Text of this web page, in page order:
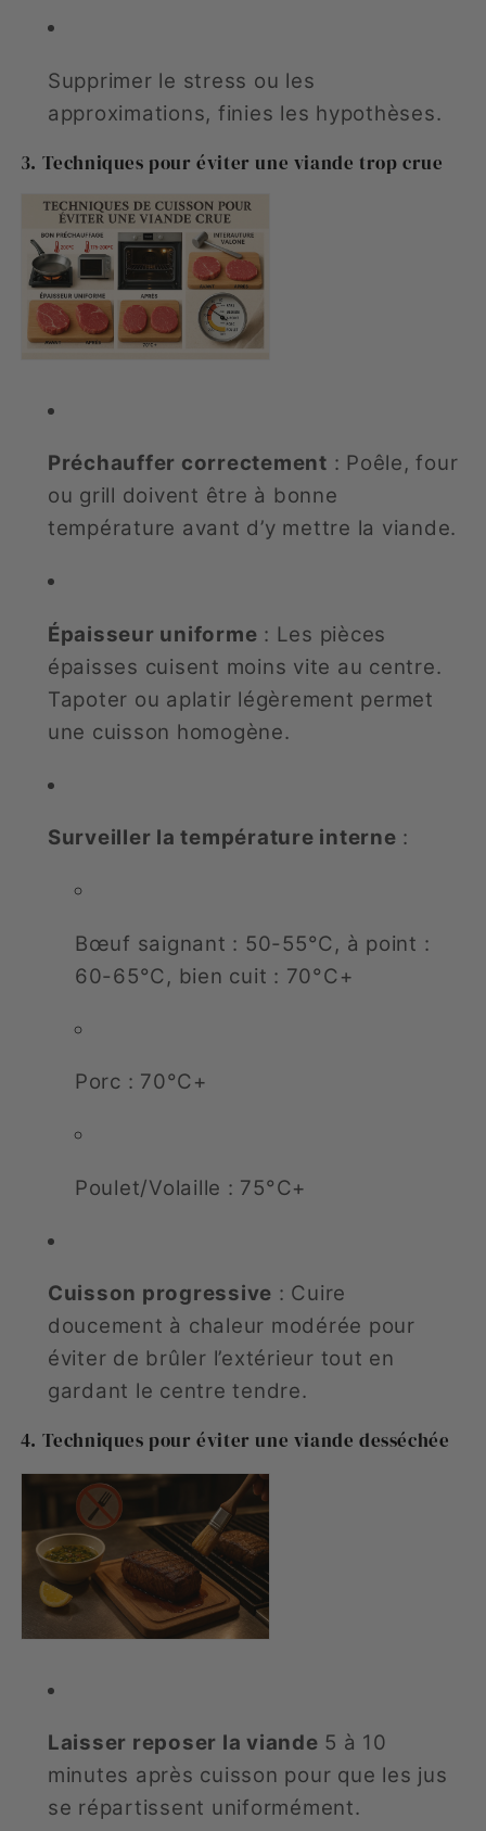
Supprimer le stress ou les
approximations, finies les hypothèses.
3. Techniques pour éviter une viande trop crue
Préchauffer correctement : Poêle, four
ou grill doivent être à bonne
température avant d’y mettre la viande.
Épaisseur uniforme : Les pièces
épaisses cuisent moins vite au centre.
Tapoter ou aplatir légèrement permet
une cuisson homogène.
Surveiller la température interne :
Bœuf saignant : 50-55°C, à point :
60-65°C, bien cuit : 70°C+
Porc : 70°C+
Poulet/Volaille : 75°C+
Cuisson progressive : Cuire
doucement à chaleur modérée pour
éviter de brûler l’extérieur tout en
gardant le centre tendre.
4. Techniques pour éviter une viande desséchée
Laisser reposer la viande 5 à 10
minutes après cuisson pour que les jus
se répartissent uniformément.